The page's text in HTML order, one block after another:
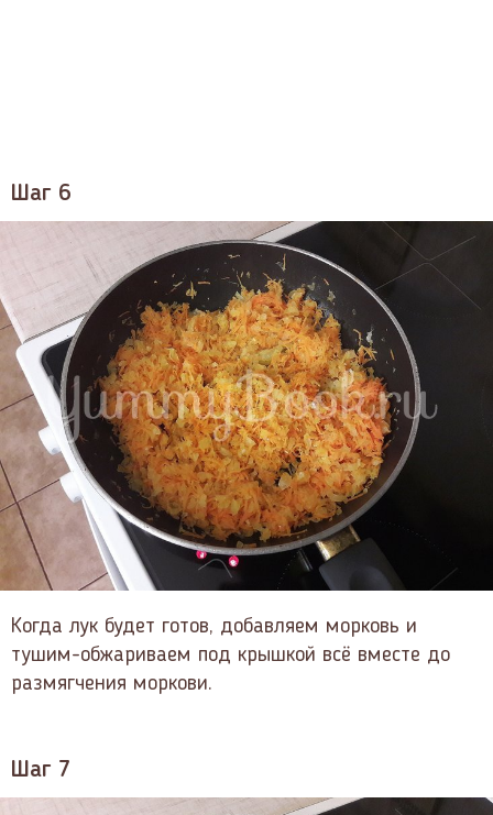
Шаг 6
Когда лук будет готов, добавляем морковь и
тушим-обжариваем под крышкой всё вместе до
размягчения моркови.
Шаг 7